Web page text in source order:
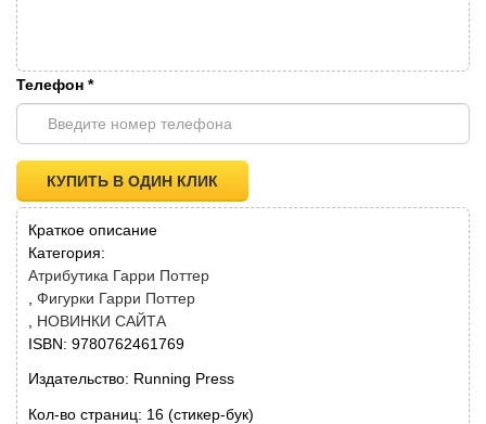
Краткое описание
Категория:
Атрибутика Гарри Поттер
Фигурки Гарри Поттер
НОВИНКИ САЙТА
ISBN: 9780762461769
Издательство: Running Press
Кол-во страниц: 16 (стикер-бук)
Телефон *
КУПИТЬ В ОДИН КЛИК